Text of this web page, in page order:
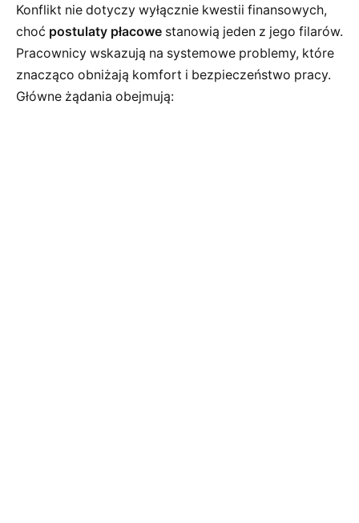
Konflikt nie dotyczy wyłącznie kwestii finansowych,
choć postulaty płacowe stanowią jeden z jego filarów.
Pracownicy wskazują na systemowe problemy, które
znacząco obniżają komfort i bezpieczeństwo pracy.
Główne żądania obejmują: